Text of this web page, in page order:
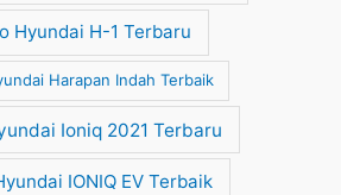
Hyundai H-1 Terbaru
Harapan Indah Terbaik
Ioniq 2021 Terbaru
IONIQ EV Terbaik